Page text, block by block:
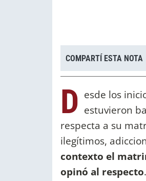
COMPARTÍ ESTA NOTA
D esde los
estuvieron
respecta a su
ilegítimos,
contexto el
opinó al respecto.